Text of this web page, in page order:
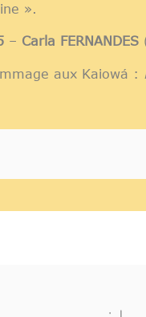
».
– Carla FERNANDES
aux Kaiowá :